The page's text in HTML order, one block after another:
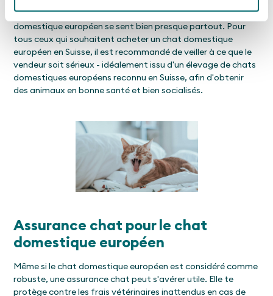
caractère. Que tu vives en ville ou à la campagne, un chat
domestique européen se sent bien presque partout. Pour
tous ceux qui souhaitent acheter un chat domestique
européen en Suisse, il est recommandé de veiller à ce que le
vendeur soit sérieux - idéalement issu d'un élevage de chats
domestiques européens reconnu en Suisse, afin d'obtenir
des animaux en bonne santé et bien socialisés.
Assurance chat pour le chat
domestique européen
Même si le chat domestique européen est considéré comme
robuste, une assurance chat peut s'avérer utile. Elle te
protège contre les frais vétérinaires inattendus en cas de